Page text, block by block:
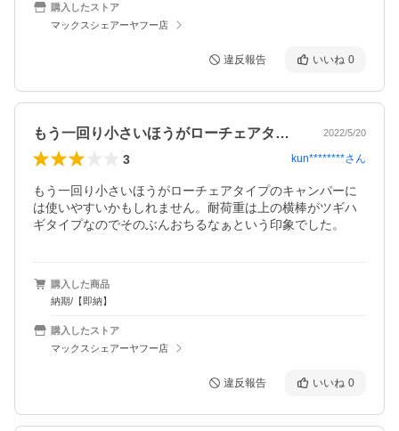
購入したストア
マックスシェアーヤフー店
違反報告 いいね 0
もう一回り小さいほうがローチェアタイプ… 2022/5/20
3 kun********さん
もう一回り小さいほうがローチェアタイプのキャンパーに
は使いやすいかもしれません。耐荷重は上の横棒がツギハ
ギタイプなのでそのぶんおちるなぁという印象でした。
購入した商品
納期/【即納】
購入したストア
マックスシェアーヤフー店
違反報告 いいね 0